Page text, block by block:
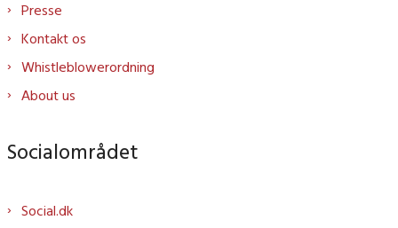
Presse
Kontakt os
Whistleblowerordning
About us
Socialområdet
Social.dk